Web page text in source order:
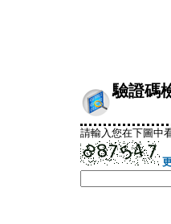
驗證碼
請輸入您在下圖中